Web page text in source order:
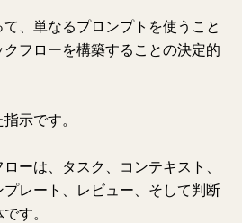
、単なるプロンプトを使うこと
フローを構築することの決定的
示です。
ーは、タスク、コンテキスト、
レート、レビュー、そして判断
す。